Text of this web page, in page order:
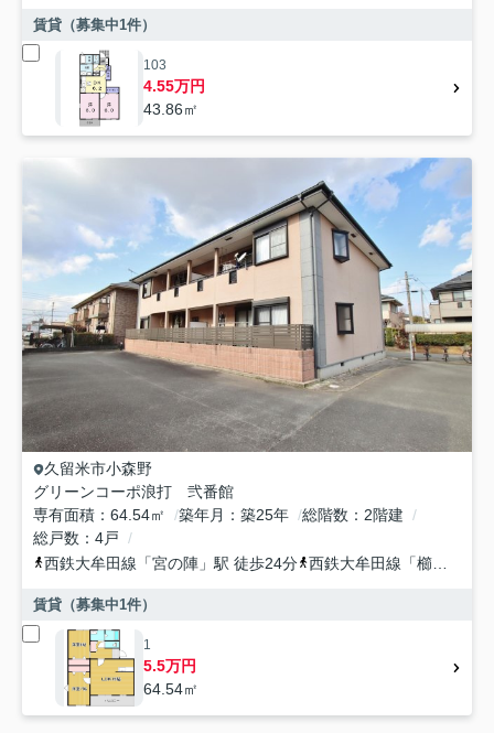
賃貸（募集中1件）
103
4.55万円
43.86㎡
久留米市小森野
グリーンコーポ浪打 弐番館
専有面積
64.54㎡ 築年月 築25年 総階数
2階建
総戸数
4戸
西鉄大牟田線 「宮の陣 」駅 徒歩24分 西鉄大牟田線 「櫛原
賃貸（募集中1件）
1
5.5万円
64.54㎡